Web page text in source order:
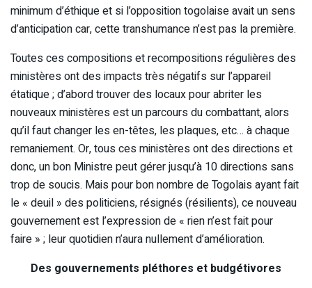
minimum d’éthique et si l’opposition togolaise avait un sens
d’anticipation car, cette transhumance n’est pas la première.
Toutes ces compositions et recompositions régulières des
ministères ont des impacts très négatifs sur l’appareil
étatique ; d’abord trouver des locaux pour abriter les
nouveaux ministères est un parcours du combattant, alors
qu’il faut changer les en-têtes, les plaques, etc… à chaque
remaniement. Or, tous ces ministères ont des directions et
donc, un bon Ministre peut gérer jusqu’à 10 directions sans
trop de soucis. Mais pour bon nombre de Togolais ayant fait
le « deuil » des politiciens, résignés (résilients), ce nouveau
gouvernement est l’expression de « rien n’est fait pour
faire » ; leur quotidien n’aura nullement d’amélioration.
Des gouvernements pléthores et budgétivores